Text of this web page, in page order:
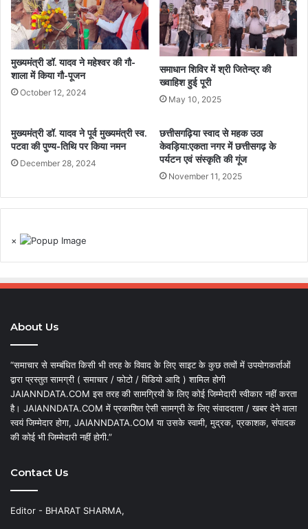
मुख्यमंत्री डॉ. यादव ने महेश्वर की गौ-
शाला में किया गौ-पूजन
October 12, 2024
समाधान शिविर में श्री जितेन्द्र की
ख्वाहिश हुई पूरी
May 10, 2025
मुख्यमंत्री डॉ. यादव ने पूर्व मुख्यमंत्री स्व.
पटवा की पुण्य-तिथि पर किया नमन
December 28, 2024
छत्तीसगढ़िया स्वाद से महक उठा
केवड़िया:एकता नगर में छत्तीसगढ़ के
पर्यटन एवं संस्कृति की गूंज
November 11, 2025
×
About Us
“समाचार से सम्बंधित किसी भी तरह के विवाद के लिए साइट के कुछ तत्वों में उपयोगकर्ताओं
द्वारा प्रस्तुत सामग्री ( समाचार / फोटो / विडियो आदि ) शामिल होगी
JAIANNDATA.COM इस तरह की सामग्रियों के लिए कोई जिम्मेदारी स्वीकार नहीं करता
है। JAIANNDATA.COM में प्रकाशित ऐसी सामग्री के लिए संवाददाता / खबर देने वाला
स्वयं जिम्मेदार होगा, JAIANNDATA.COM या उसके स्वामी, मुद्रक, प्रकाशक, संपादक
की कोई भी जिम्मेदारी नहीं होगी.”
Contact Us
Editor - BHARAT SHARMA,